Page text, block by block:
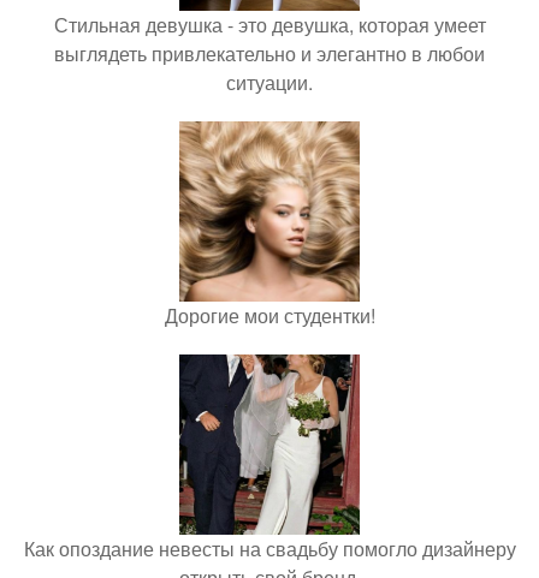
Стильная девушка - это девушка, которая умеет
выглядеть привлекательно и элегантно в любои
ситуации.
Дорогие мои студентки!
Как опоздание невесты на свадьбу помогло дизайнеру